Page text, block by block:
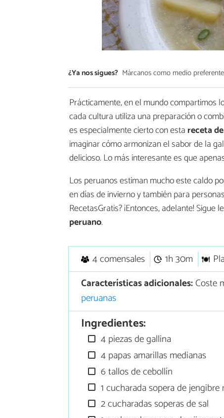
¿Ya nos sigues? Márcanos como medio preferente
Prácticamente, en el mundo compartimos
cada cultura utiliza una preparación o
es especialmente cierto con esta receta
imaginar cómo armonizan el sabor de la
delicioso. Lo más interesante es que
Los peruanos estiman mucho este caldo
en días de invierno y también para
RecetasGratis? ¡Entonces, adelante! Sigue
peruano.
4 comensales 1h 30m
Características adicionales:Coste
peruanas
Ingredientes:
4 piezas de gallina
4 papas amarillas medianas
6 tallos de cebollín
1 cucharada sopera de jengibre
2 cucharadas soperas de sal